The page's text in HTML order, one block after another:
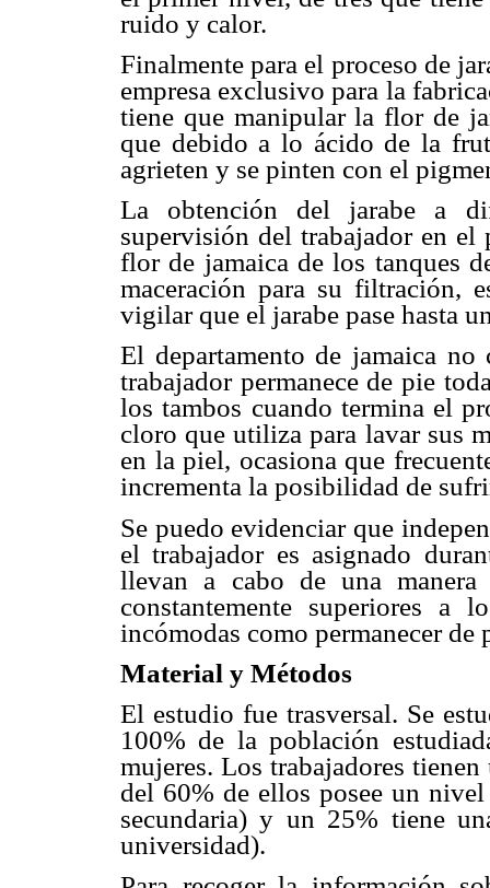
ruido y calor.
Finalmente para el proceso de
empresa exclusivo para la
tiene que manipular la flor de
que debido a lo ácido de la
agrieten y se pinten con el
La obtención del jarabe a
supervisión del trabajador en el
flor de jamaica de los tanques
maceración para su filtración,
vigilar que el jarabe pase hasta
El departamento de jamaica
trabajador permanece de pie
los tambos cuando termina el
cloro que utiliza para lavar sus
en la piel, ocasiona que
incrementa la posibilidad de
Se puedo evidenciar que
el trabajador es asignado
llevan a cabo de una
constantemente superiores
incómodas como permanecer de
Material y Métodos
El estudio fue trasversal. Se
100% de la población
mujeres. Los trabajadores
del 60% de ellos posee un
secundaria) y un 25% tiene
universidad).